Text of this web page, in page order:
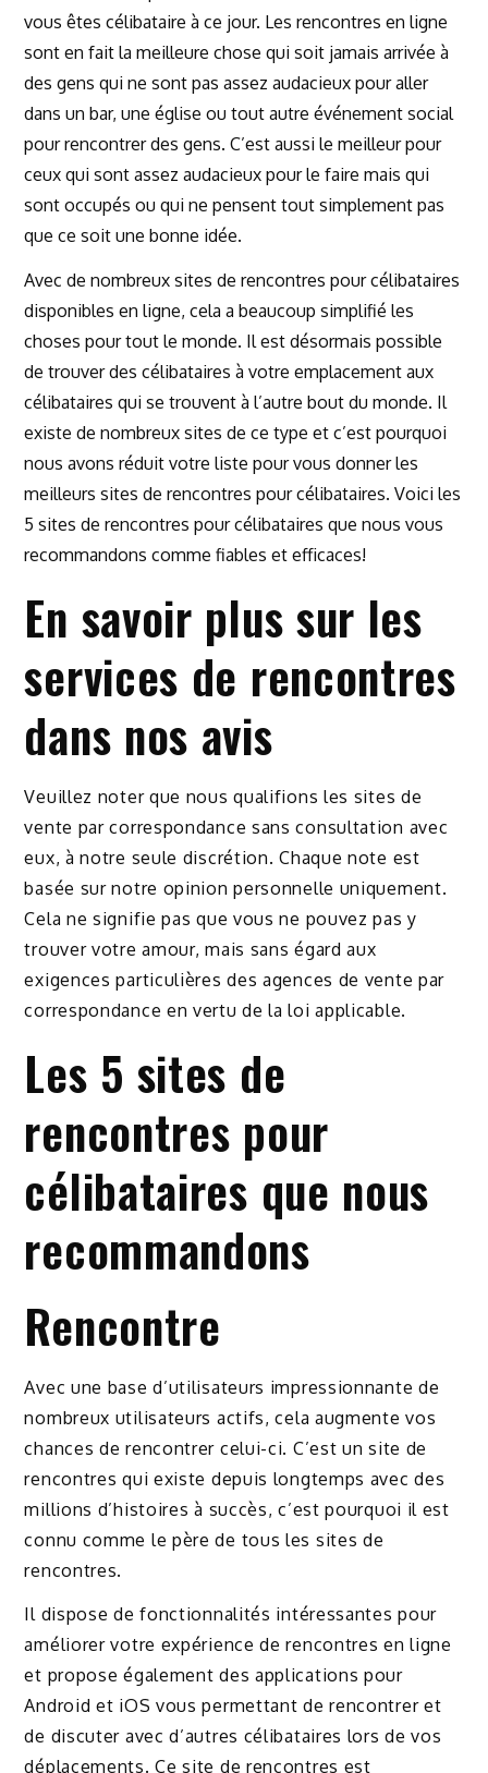
vous êtes célibataire à ce jour. Les rencontres en ligne
sont en fait la meilleure chose qui soit jamais arrivée à
des gens qui ne sont pas assez audacieux pour aller
dans un bar, une église ou tout autre événement social
pour rencontrer des gens. C’est aussi le meilleur pour
ceux qui sont assez audacieux pour le faire mais qui
sont occupés ou qui ne pensent tout simplement pas
que ce soit une bonne idée.
Avec de nombreux sites de rencontres pour célibataires
disponibles en ligne, cela a beaucoup simplifié les
choses pour tout le monde. Il est désormais possible
de trouver des célibataires à votre emplacement aux
célibataires qui se trouvent à l’autre bout du monde. Il
existe de nombreux sites de ce type et c’est pourquoi
nous avons réduit votre liste pour vous donner les
meilleurs sites de rencontres pour célibataires. Voici les
5 sites de rencontres pour célibataires que nous vous
recommandons comme fiables et efficaces!
En savoir plus sur les
services de rencontres
dans nos avis
Veuillez noter que nous qualifions les sites de
vente par correspondance sans consultation avec
eux, à notre seule discrétion. Chaque note est
basée sur notre opinion personnelle uniquement.
Cela ne signifie pas que vous ne pouvez pas y
trouver votre amour, mais sans égard aux
exigences particulières des agences de vente par
correspondance en vertu de la loi applicable.
Les 5 sites de
rencontres pour
célibataires que nous
recommandons
Rencontre
Avec une base d’utilisateurs impressionnante de
nombreux utilisateurs actifs, cela augmente vos
chances de rencontrer celui-ci. C’est un site de
rencontres qui existe depuis longtemps avec des
millions d’histoires à succès, c’est pourquoi il est
connu comme le père de tous les sites de
rencontres.
Il dispose de fonctionnalités intéressantes pour
améliorer votre expérience de rencontres en ligne
et propose également des applications pour
Android et iOS vous permettant de rencontrer et
de discuter avec d’autres célibataires lors de vos
déplacements. Ce site de rencontres est